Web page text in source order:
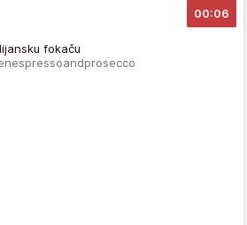
00:06
fokaču